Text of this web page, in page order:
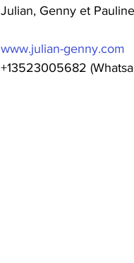
Julian, Genny et
www.julian-genny.com
+13523005682